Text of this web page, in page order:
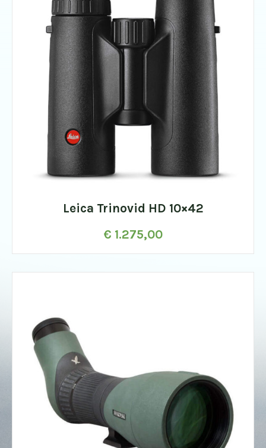
Leica Trinovid HD 10×42
€ 1.275,00